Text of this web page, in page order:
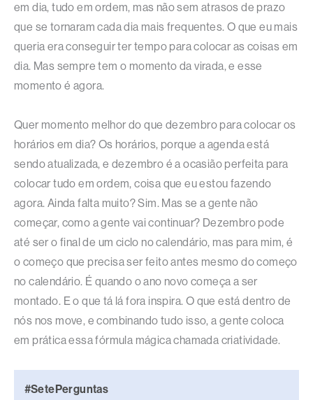
em dia, tudo em ordem, mas não sem atrasos de prazo
que se tornaram cada dia mais frequentes. O que eu mais
queria era conseguir ter tempo para colocar as coisas em
dia. Mas sempre tem o momento da virada, e esse
momento é agora.
Quer momento melhor do que dezembro para colocar os
horários em dia? Os horários, porque a agenda está
sendo atualizada, e dezembro é a ocasião perfeita para
colocar tudo em ordem, coisa que eu estou fazendo
agora. Ainda falta muito? Sim. Mas se a gente não
começar, como a gente vai continuar? Dezembro pode
até ser o final de um ciclo no calendário, mas para mim, é
o começo que precisa ser feito antes mesmo do começo
no calendário. É quando o ano novo começa a ser
montado. E o que tá lá fora inspira. O que está dentro de
nós nos move, e combinando tudo isso, a gente coloca
em prática essa fórmula mágica chamada criatividade.
#SetePerguntas